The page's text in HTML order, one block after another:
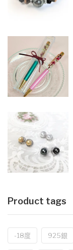
Product tags
-18度 925銀